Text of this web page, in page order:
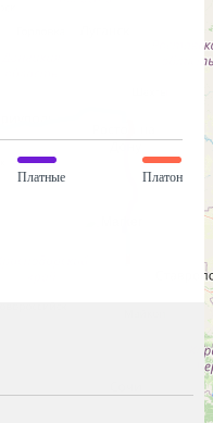
Платные Платон